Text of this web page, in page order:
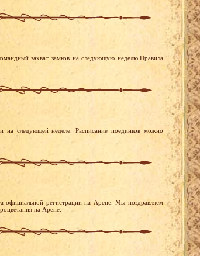
захват замков на следующую неделю.Правила
следующей неделе. Расписание поединков можно
официальной регистрации на Арене. Мы поздравляем
на Арене.